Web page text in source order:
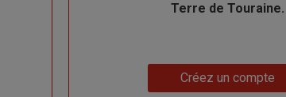
Terre de Touraine.
Créez un compte